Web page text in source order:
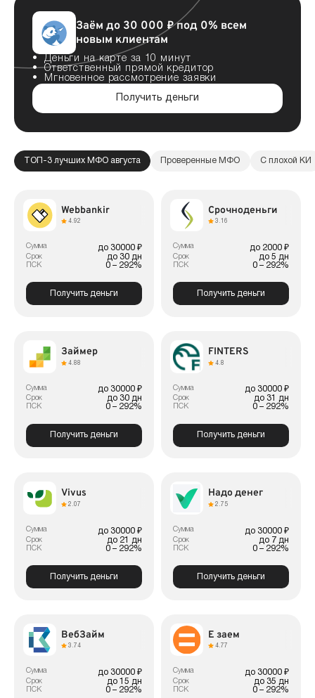
Заём до 30 000 ₽ под 0% всем
новым клиентам
Деньги на карте за 10 минут
Ответственный прямой кредитор
Мгновенное рассмотрение заявки
Получить деньги
ТОП-3 лучших МФО августа Проверенные МФО С плохой КИ
Webbankir
4.92
Сумма до 30000 ₽
Срок до 30 дн
ПСК 0 – 292%
Получить деньги
Срочноденьги
3.16
Сумма до 2000 ₽
Срок до 5 дн
ПСК 0 – 292%
Получить деньги
Займер
4.88
Сумма до 30000 ₽
Срок до 30 дн
ПСК 0 – 292%
Получить деньги
FINTERS
4.8
Сумма до 30000 ₽
Срок до 31 дн
ПСК 0 – 292%
Получить деньги
Vivus
2.07
Сумма до 30000 ₽
Срок до 21 дн
ПСК 0 – 292%
Получить деньги
Надо денег
2.75
Сумма до 30000 ₽
Срок до 7 дн
ПСК 0 – 292%
Получить деньги
ВебЗайм
3.74
Сумма до 30000 ₽
Срок до 15 дн
ПСК 0 – 292%
Е заем
4.77
Сумма до 30000 ₽
Срок до 35 дн
ПСК 0 – 292%